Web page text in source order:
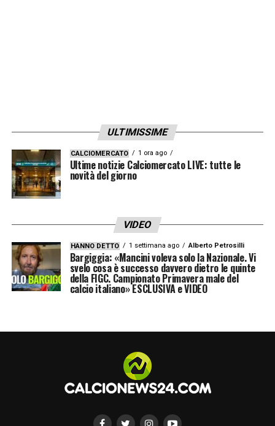
ULTIMISSIME
CALCIOMERCATO 1 ora ago
Ultime notizie Calciomercato LIVE: tutte le
novità del giorno
VIDEO
HANNO DETTO 1 settimana ago Alberto Petrosilli
Bargiggia: «Mancini voleva solo la Nazionale. Vi
svelo cosa è successo davvero dietro le quinte
della FIGC. Campionato Primavera male del
calcio italiano» ESCLUSIVA e VIDEO